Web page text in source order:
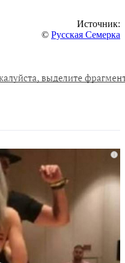
Источник:
© Русская Семерка
i